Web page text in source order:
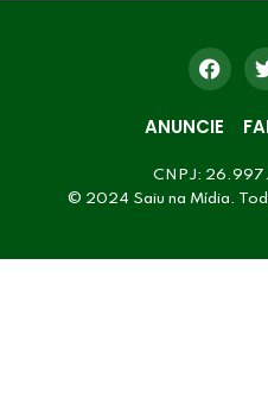
ANUNCIE
CNPJ:
© 2024 Saiu na Mídia.